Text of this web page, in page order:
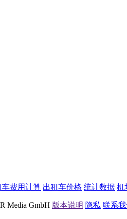
车费用计算 出租车价格 统计数据 机
Media GmbH 版本说明 隐私 联系